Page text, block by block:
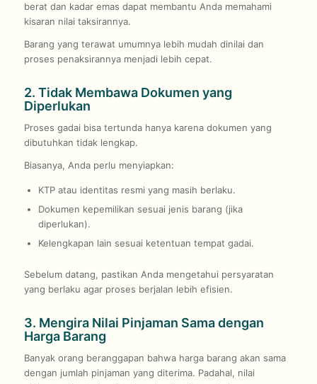
berat dan kadar emas dapat membantu Anda memahami
kisaran nilai taksirannya.
Barang yang terawat umumnya lebih mudah dinilai dan
proses penaksirannya menjadi lebih cepat.
2. Tidak Membawa Dokumen yang
Diperlukan
Proses gadai bisa tertunda hanya karena dokumen yang
dibutuhkan tidak lengkap.
Biasanya, Anda perlu menyiapkan:
KTP atau identitas resmi yang masih berlaku.
Dokumen kepemilikan sesuai jenis barang (jika
diperlukan).
Kelengkapan lain sesuai ketentuan tempat gadai.
Sebelum datang, pastikan Anda mengetahui persyaratan
yang berlaku agar proses berjalan lebih efisien.
3. Mengira Nilai Pinjaman Sama dengan
Harga Barang
Banyak orang beranggapan bahwa harga barang akan sama
dengan jumlah pinjaman yang diterima. Padahal, nilai